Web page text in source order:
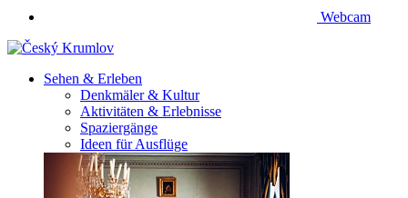
Webcam
Sehen & Erleben
Denkmäler & Kultur
Aktivitäten & Erlebnisse
Spaziergänge
Ideen für Ausflüge